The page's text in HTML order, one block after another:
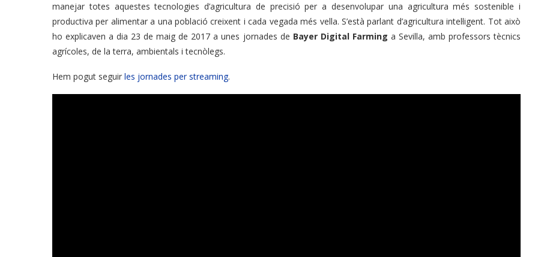
manejar totes aquestes tecnologies d’agricultura de precisió per a desenvolupar una agricultura més sostenible i
productiva per alimentar a una població creixent i cada vegada més vella. S’està parlant d’agricultura intel·ligent. Tot això
ho explicaven a dia 23 de maig de 2017 a unes jornades de Bayer Digital Farming a Sevilla, amb professors tècnics
agrícoles, de la terra, ambientals i tecnòlegs.
Hem pogut seguir les jornades per streaming.